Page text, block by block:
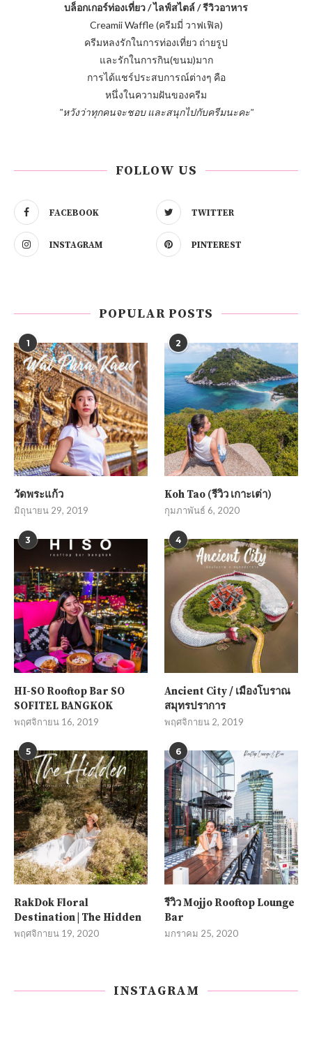
บล็อกเกอร์ท่องเที่ยว / ไลฟ์สไตล์ / รีวิวอาหาร
Creamii Waffle (ครีมมี่ วาฟเฟิล)
ครีมหลงรักในการท่องเที่ยว ถ่ายรูป
และรักในการกิน(ขนม)มาก
การได้แชร์ประสบการณ์ต่างๆ คือ
หนึ่งในความฝันของครีม
"หวังว่าทุกคนจะชอบ และสนุกไปกับครีมนะคะ"
FOLLOW US
FACEBOOK TWITTER
INSTAGRAM PINTEREST
POPULAR POSTS
1
วัดพระแก้ว
มิถุนายน 29, 2019
2
Koh Tao (รีวิว เกาะเต่า)
กุมภาพันธ์ 6, 2020
3
HI-SO Rooftop Bar SO
SOFITEL BANGKOK
พฤศจิกายน 16, 2019
4
Ancient City / เมืองโบราณ
สมุทรปราการ
พฤศจิกายน 2, 2019
5
RakDok Floral
Destination | The Hidden
พฤศจิกายน 19, 2020
6
รีวิว Mojjo Rooftop Lounge
Bar
มกราคม 25, 2020
INSTAGRAM